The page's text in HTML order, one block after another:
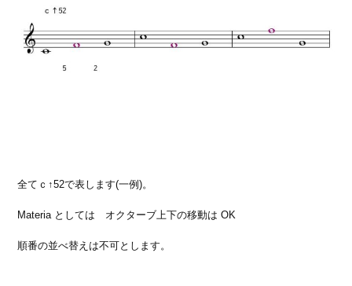
全てｃ↑52で表します(一例)。
Materia としては オクターブ上下の移動は OK
順番の並べ替えは不可とします。